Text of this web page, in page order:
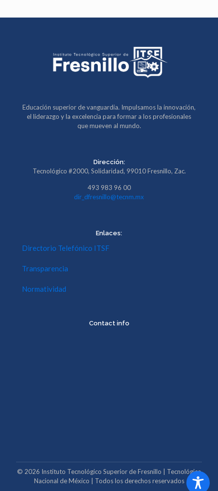
Educación superior de vanguardia. Impulsamos la innovación,
el liderazgo y la excelencia para formar a los profesionales
que mueven al mundo.
Dirección:
Tecnológico #2000, Solidaridad, 99010 Fresnillo, Zac.
493 983 96 00
dir_dfresnillo@tecnm.mx
Enlaces:
Directorio Telefónico ITSF
Transparencia
Normatividad
Contact info
© 2026 Instituto Tecnológico Superior de Fresnillo | Tecnológico
Nacional de México | Todos los derechos reservados